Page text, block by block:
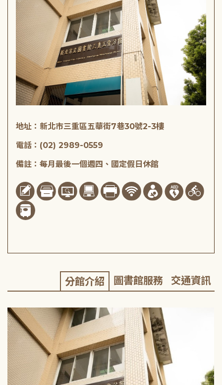
地址：新北市三重區五華街7巷30號2-3樓
電話：(02) 2989-0559
備註：每月最後一個週四、國定假日休館
分館介紹 圖書館服務 交通資訊